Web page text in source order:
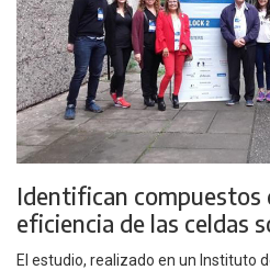
Identifican compuestos
eficiencia de las celdas
El estudio, realizado en un Instituto